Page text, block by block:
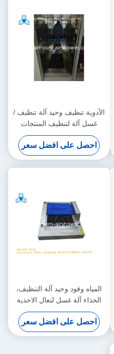
الأدوية تنظيف وحيد آلة تنظيف /
غسل آلة لتنظيف المنتجات
الصناعية
احصل على افضل سعر
المياه وقود وحيد آلة التنظيف،
الحذاء آلة غسل لنعال الاحذية
النظيفة
احصل على افضل سعر